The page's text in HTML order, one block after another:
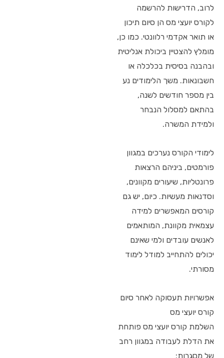
לרוב, הדרישות להרשמה
לקורס יועצי מס הן סיום תיכון
או תואר אקדמי רלוונטי. כמו כן,
מומלץ להצטיין ביכולת אנליטית
ובהבנה בסיסית בכלכלה או
חשבונאות. משך הלימודים נע
בין מספר חודשים לשנה,
בהתאם למסלול הנבחר
ולמידת המשרה.
לימודי הקורס נערכים במגוון
פורמטים, ביניהם הרצאות
פרונטליות, שיעורים מקוונים,
וסדנאות מעשיות. כיום, יש גם
קורסים המאפשרים למידה
עצמאית מקוונת, המותאמים
לאנשים עובדים ולמי שאינם
יכולים להתחייב למודל לימוד
מסורתי.
אפשרויות תעסוקה לאחר סיום
קורס יועצי מס
השלמת קורס יועצי מס פותחת
את הדלת לעבודה במגוון רחב
של מסגרות: